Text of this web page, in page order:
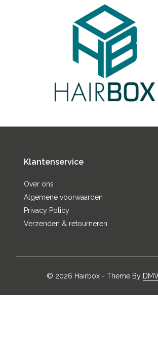
Klantenservice
Over ons
Algemene voorwaarden
Privacy Policy
Verzenden & retourneren
© 2026 Hairbox - Theme By